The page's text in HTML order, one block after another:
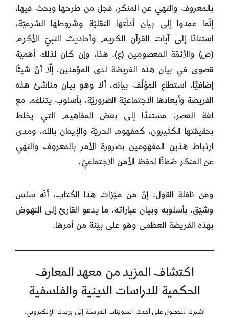
بالمعروف والنهي عن المنكر، فجلّ من طرحها وبحث فيها،
إنّما عمدوا إلى بيان أدلّتها النقليّة وشروطها الشرعيّة،
استنادًا إلى آيات القرآن الكريم وأحاديث النبيّ الأكرم
(ص) والأئمّة المعصومين (ع). هذا، وإن كان لذلك أهميّة
قصوى في بيان هذه الفريضة لدى المؤمنين، إلّا أنّ شيئًا
إضافيًّا، استطاع المؤلّف بيانه، ألا وهو بيان مناشئ هذه
الفريضة وأبعادها الاجتماعيّة الضروريّة، بأسلوب يتناغم مع
لغة العصر، مستندًا إلى بعض المفاهيم التي يخلط
بحقيقتها الكثيرون، كمفهوم الحريّة والإيمان بالله، ومدى
ارتباط هذين المفهومين بضرورة الأمر بالمعروف والنهي
عن المنكر ضمانًا لحفظ الأمن الاجتماعيّ.
ومن نافلة القول: إنّ من ميّزات هذا الكتاب، أنّه سلس
وشيّق، بأسلوبه وبيان عباراته، ما يدعو القارئ إلى النهوض
بهذه الفريضة العظمى وهو على بيّنة من أمرها.
اكتشاف المزيد من معهد المعارف
الحكمية للدراسات الدينية والفلسفية
اشترك للحصول على أحدث التدوينات المرسلة إلى بريدك الإلكتروني.